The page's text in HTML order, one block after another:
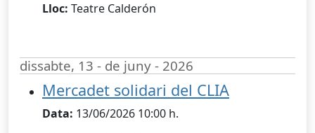
Lloc: Teatre Calderón
dissabte, 13 - de juny - 2026
Mercadet solidari del CLIA
Data: 13/06/2026 10:00 h.